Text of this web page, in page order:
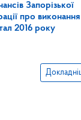
Запорізької
про виконання
2016 року